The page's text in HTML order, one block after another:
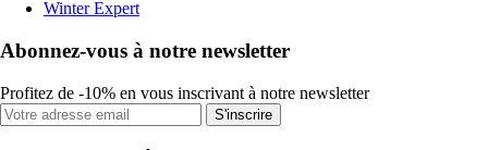
Winter Expert
Abonnez-vous à notre newsletter
Profitez de -10% en vous inscrivant à notre newsletter
S'inscrire